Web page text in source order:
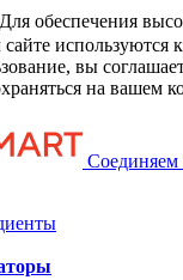
Для обеспечения
используются
вы
на вашем